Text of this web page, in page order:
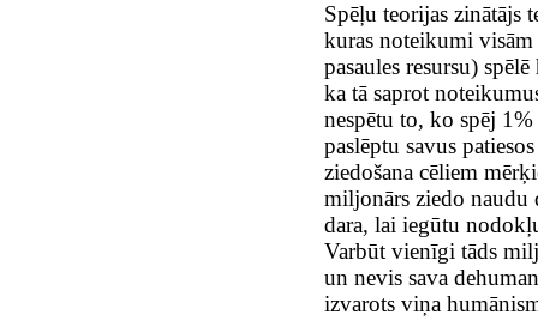
Spēļu teorijas zinātājs
kuras noteikumi
pasaules resursu)
ka tā saprot
nespētu to, ko spēj
paslēptu savus
ziedošana cēliem
miljonārs ziedo naudu
dara, lai iegūtu
Varbūt vienīgi tāds
un nevis sava
izvarots viņa